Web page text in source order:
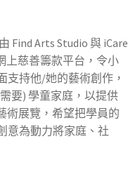
Find Arts Studio 與 iCare
上慈善籌款平台，令小
支持他/她的藝術創作，
要) 學童家庭，以提供
術展覽，希望把學員的
意為動力將家庭、社